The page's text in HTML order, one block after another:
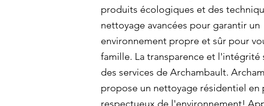
produits écologiques et des
nettoyage avancées pour garantir un
environnement propre et sûr pour
famille. La transparence et l'intégrité
des services de Archambault.
propose un nettoyage résidentiel en
respectueux de l'environnement!